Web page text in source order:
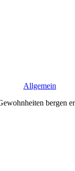
Allgemein
bergen